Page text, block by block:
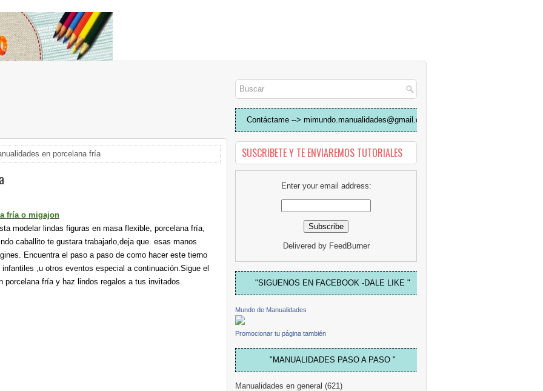
en porcelana fría
fría o migajon
modelar lindas figuras en masa flexible, porcelana fría,
caballito te gustara trabajarlo,deja que esas manos
Encuentra el paso a paso de como hacer este tierno
,u otros eventos especial a continuación.Sigue el
porcelana fría y haz lindos regalos a tus invitados.
Contáctame --> mimundo.manualidades@gmail.com
SUSCRIBETE Y TE ENVIAREMOS TUTORIALES
Enter your email address:
Delivered by FeedBurner
"SIGUENOS EN FACEBOOK -DALE LIKE "
Mundo de Manualidades
Promocionar tu página también
"MANUALIDADES PASO A PASO "
Manualidades en general (621)